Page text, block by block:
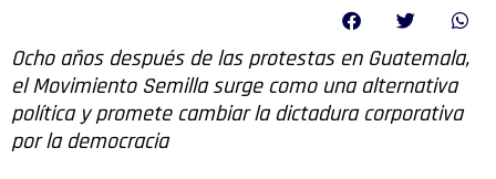
Ocho años después de las protestas en Guatemala,
el Movimiento Semilla surge como una alternativa
política y promete cambiar la dictadura corporativa
por la democracia